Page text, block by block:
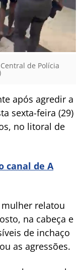
de Polícia
após agredir a
sexta-feira (29)
no litoral de
canal de A
mulher relatou
na cabeça e
de inchaço
as agressões.